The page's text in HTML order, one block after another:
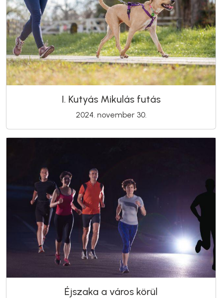
I. Kutyás Mikulás futás
2024. november 30.
Éjszaka a város körül